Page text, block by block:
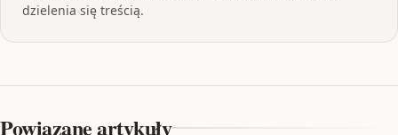
dzielenia się treścią.
Powiązane artykuły